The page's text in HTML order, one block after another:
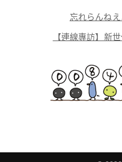
忘れらんね
【連線專訪】新